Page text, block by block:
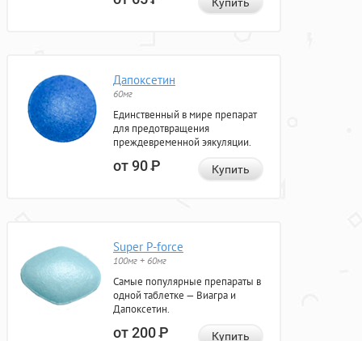
Купить
Дапоксетин
60мг
Единственный в мире препарат
для предотвращения
преждевременной эякуляции.
от 90Р Купить
Super P-force
100мг + 60мг
Самые популярные препараты в
одной таблетке — Виагра и
Дапоксетин.
от 200Р Купить